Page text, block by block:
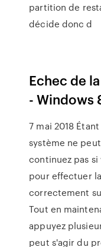
partition de
décide donc d
Echec de
- Windows
7 mai 2018
système ne
continuez pas si
pour effectuer
correctement
Tout en
appuyez
peut s'agir du